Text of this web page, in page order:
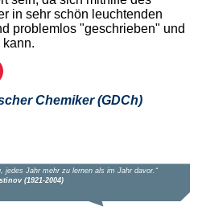
in sehr schön leuchtenden
problemlos "geschrieben" und
Chemiker (GDCh)